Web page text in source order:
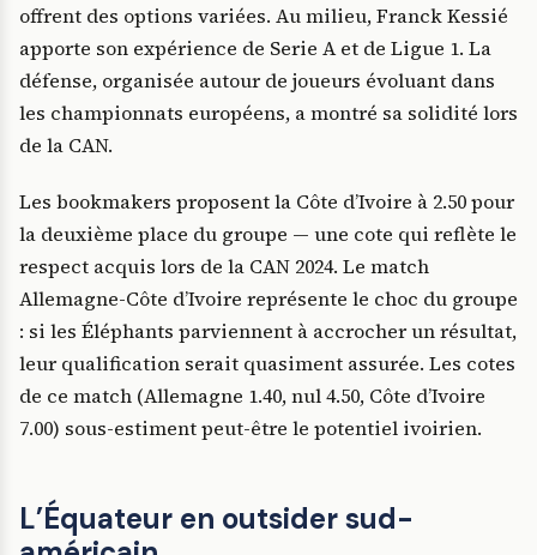
offrent des options variées. Au milieu, Franck Kessié
apporte son expérience de Serie A et de Ligue 1. La
défense, organisée autour de joueurs évoluant dans
les championnats européens, a montré sa solidité lors
de la CAN.
Les bookmakers proposent la Côte d’Ivoire à 2.50 pour
la deuxième place du groupe — une cote qui reflète le
respect acquis lors de la CAN 2024. Le match
Allemagne-Côte d’Ivoire représente le choc du groupe
: si les Éléphants parviennent à accrocher un résultat,
leur qualification serait quasiment assurée. Les cotes
de ce match (Allemagne 1.40, nul 4.50, Côte d’Ivoire
7.00) sous-estiment peut-être le potentiel ivoirien.
L’Équateur en outsider sud-